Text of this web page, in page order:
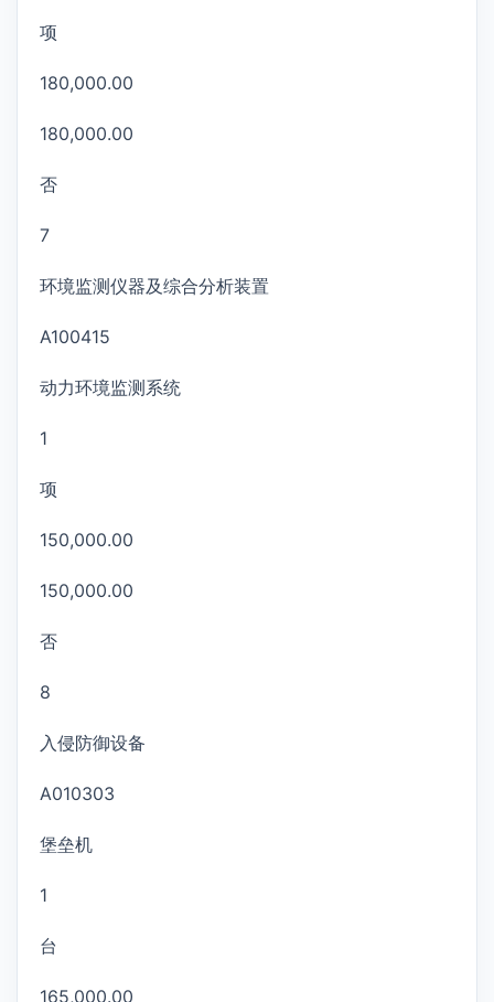
项
180,000.00
180,000.00
否
7
环境监测仪器及综合分析装置
A100415
动力环境监测系统
1
项
150,000.00
150,000.00
否
8
入侵防御设备
A010303
堡垒机
1
台
165,000.00